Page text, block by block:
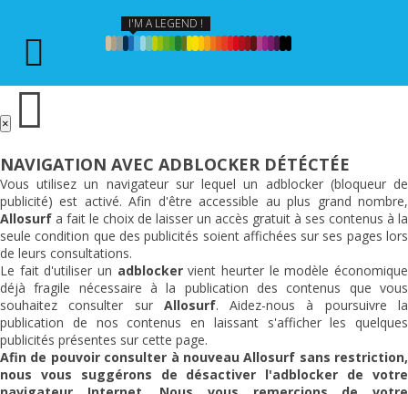
I'M A LEGEND !
×
NAVIGATION AVEC ADBLOCKER DÉTÉCTÉE
Vous utilisez un navigateur sur lequel un adblocker (bloqueur de
publicité) est activé. Afin d'être accessible au plus grand nombre,
Allosurf a fait le choix de laisser un accès gratuit à ses contenus à la
seule condition que des publicités soient affichées sur ses pages lors
de leurs consultations.
Le fait d'utiliser un adblockervient heurter le modèle économique
déjà fragile nécessaire à la publication des contenus que vous
souhaitez consulter sur Allosurf. Aidez-nous à poursuivre la
publication de nos contenus en laissant s'afficher les quelques
publicités présentes sur cette page.
Afin de pouvoir consulter à nouveauAllosurf sans restriction,
nous vous suggérons de désactiver l'adblocker de votre